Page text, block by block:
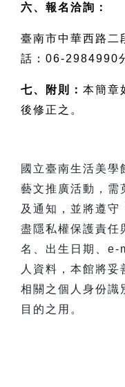
六、報名洽詢：
臺南市中華西路二
話：06-2984990
七、附則： 本簡章
後修正之。
國立臺南生活美學
藝文推廣活動，需
及通知，並將遵守
盡隱私權保護責任
名、出生日期、e-
人資料，本館將妥
相關之個人身份識
目的之用。